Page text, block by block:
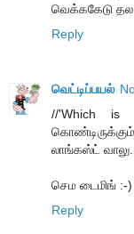
வெக்ககேடு தல .
Reply
வெட்டிப்பயல்
//'Which is
லாங்கஸ்ட்
செம டைமிங் :-)
Reply